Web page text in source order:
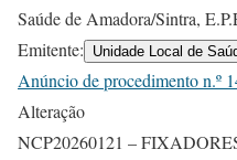
Saúde de Amadora/Sintra,
Emitente:
Unidade Local de
Anúncio de procedimento n.º
Alteração
NCP20260121 –